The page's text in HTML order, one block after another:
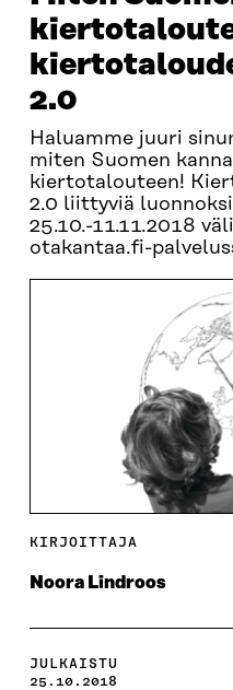
2.0
Haluamme juuri
miten Suomen
kiertotalouteen!
2.0 liittyviä
25.10.-11.11.2018
otakantaa.fi-
KIRJOITTAJA
Noora Lindroos
JULKAISTU
25.10.2018